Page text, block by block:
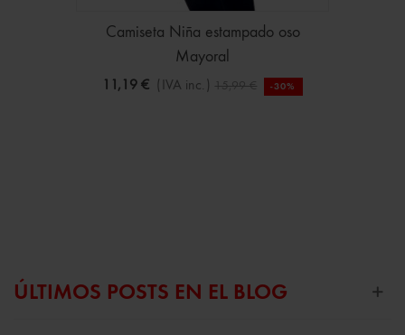
Camiseta Niña estampado oso
Mayoral
11,19 € (IVA inc.) 15,99 € -30%
ÚLTIMOS POSTS EN EL BLOG